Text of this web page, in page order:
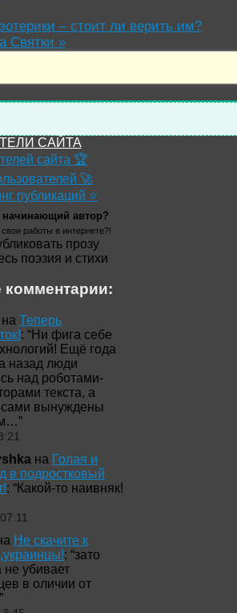
– стоит ли верить им?
Святки »
САЙТА
сайта 🏆
🚀
публикаций ⭐
начинающий автор?
работы в интернете?!
прозу
поэзия и стихи
комментарии:
на Теперь
: “Ни фига себе
Ещё года
назад люди
над роботами-
текста, а
сами вынуждены
”
на Голая и
в подростковый
: “Какой-то наивняк!
Не скачите к
: “зато
не убивает
в оличии от
”